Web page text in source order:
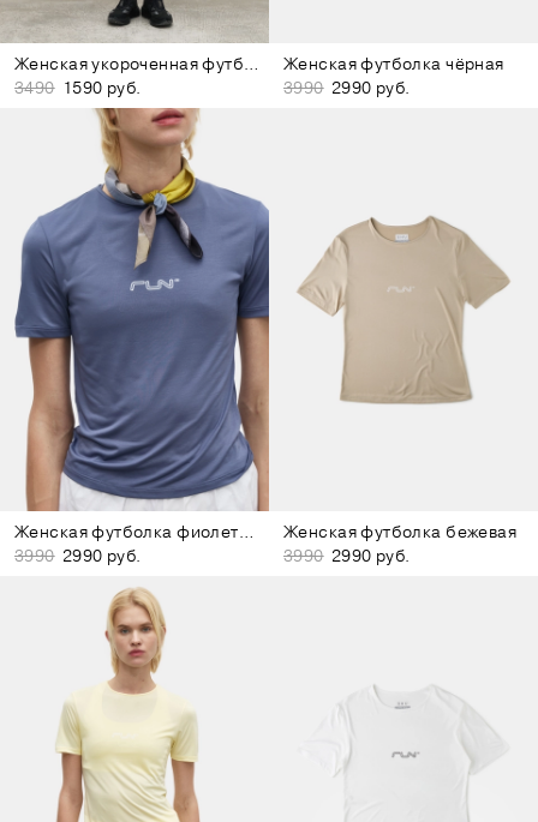
Женская укороченная футболка белая
3490 1590 руб.
Женская футболка чёрная
3990 2990 руб.
Женская футболка фиолетовая
3990 2990 руб.
Женская футболка бежевая
3990 2990 руб.